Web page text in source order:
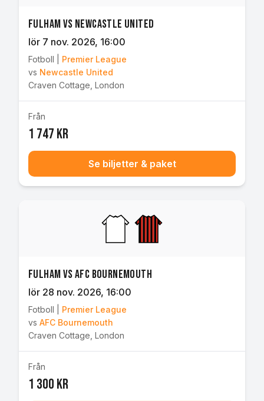
Fulham vs Newcastle United
lör 7 nov. 2026, 16:00
Fotboll
Premier League
vs Newcastle United
Craven Cottage London
Från
1 747 kr
Se biljetter & paket
Fulham vs AFC Bournemouth
lör 28 nov. 2026, 16:00
Fotboll
Premier League
vs AFC Bournemouth
Craven Cottage London
Från
1 300 kr